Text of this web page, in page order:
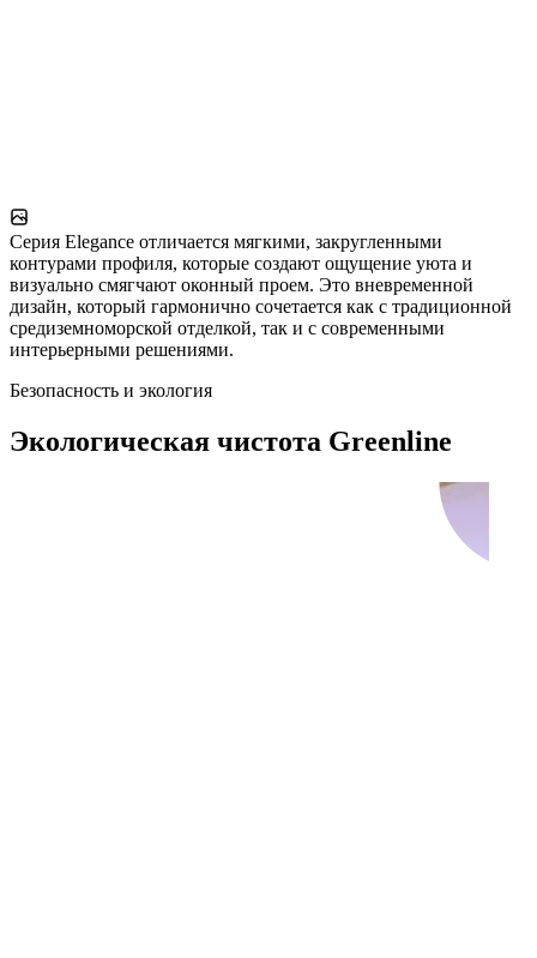
Серия Elegance отличается мягкими, закругленными
контурами профиля, которые создают ощущение уюта и
визуально смягчают оконный проем. Это вневременной
дизайн, который гармонично сочетается как с традиционной
средиземноморской отделкой, так и с современными
интерьерными решениями.
Безопасность и экология
Экологическая чистота Greenline